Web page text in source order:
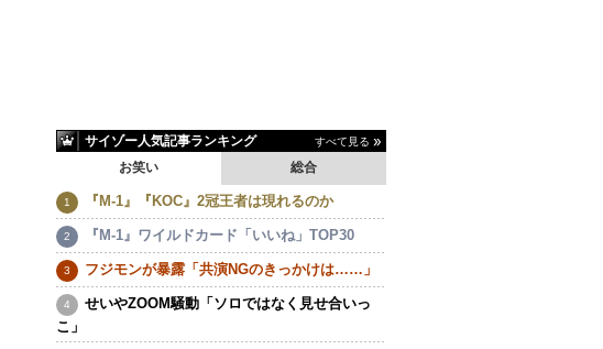
サイゾー人気記事ランキング すべて見る
お笑い 総合
『M-1』『KOC』2冠王者は現れるのか
『M-1』ワイルドカード「いいね」TOP30
フジモンが暴露「共演NGのきっかけは……」
せいやZOOM騒動「ソロではなく見せ合いっ
こ」